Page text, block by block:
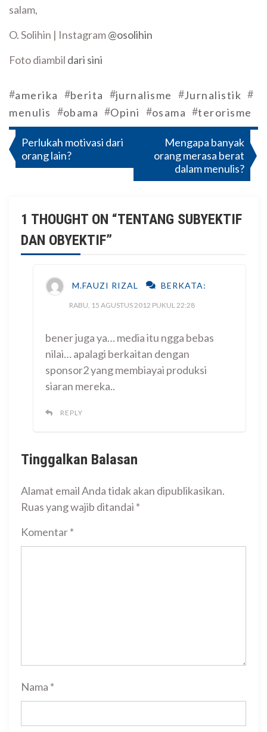
salam,
O. Solihin | Instagram@osolihin
Foto diambil dari sini
#amerika #berita #jurnalisme #Jurnalistik #
menulis #obama #Opini #osama #terorisme
Navigasi
pos
Perlukah motivasi dari
orang lain?
Mengapa banyak
orang merasa berat
dalam menulis?
1 THOUGHT ON “TENTANG SUBYEKTIF
DAN OBYEKTIF”
M.FAUZI RIZAL BERKATA:
RABU, 15 AGUSTUS 2012 PUKUL 22:28
bener juga ya… media itu ngga bebas
nilai… apalagi berkaitan dengan
sponsor2 yang membiayai produksi
siaran mereka..
REPLY
Tinggalkan Balasan
Alamat email Anda tidak akan dipublikasikan.
Ruas yang wajib ditandai *
Komentar*
Nama *